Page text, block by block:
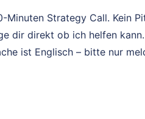
Strategy Call. Kein
dir direkt ob ich helfen
ist Englisch – bitte nur